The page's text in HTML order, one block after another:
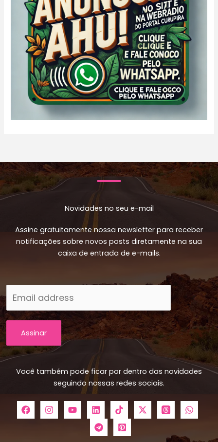
Novidades no seu e-mail
Assine gratuitamente nossa newsletter para receber
notificações sobre novos posts diretamente na sua
caixa de entrada de e-mails.
Assinar
Você também pode ficar por dentro das novidades
seguindo nossas redes sociais.